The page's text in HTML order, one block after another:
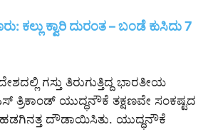
ಕಲ್ಲು ಕ್ವಾರಿ ದುರಂತ – ಬಂಡೆ ಕುಸಿದು 7
ಗಸ್ತು ತಿರುಗುತ್ತಿದ್ದ ಭಾರತೀಯ
ಯುದ್ಧನೌಕೆ ತಕ್ಷಣವೇ ಸಂಕಷ್ಟದ
ಹಡಗಿನತ್ತ ದೌಡಾಯಿಸಿತು. ಯುದ್ಧನೌಕೆ